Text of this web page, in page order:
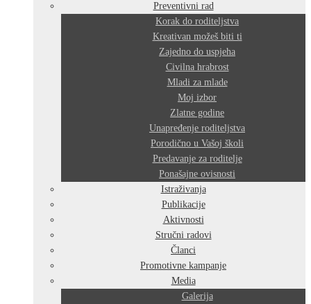
Preventivni rad
Korak do roditeljstva
Kreativan možeš biti ti
Zajedno do uspjeha
Civilna hrabrost
Mladi za mlade
Moj izbor
Zlatne godine
Unapređenje roditeljstva
Porodično u Vašoj školi
Predavanje za roditelje
Ponašajne ovisnosti
Istraživanja
Publikacije
Aktivnosti
Stručni radovi
Članci
Promotivne kampanje
Media
Galerija